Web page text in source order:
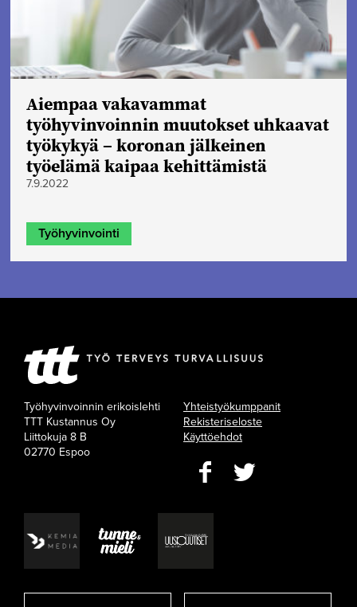
Aiempaa vakavammat
työhyvinvoinnin muutokset uhkaavat
työkykyä – koronan jälkeinen
työelämä kaipaa kehittämistä
7.9.2022
Työhyvinvointi
Työhyvinvoinnin erikoislehti
TTT Kustannus Oy
Liittokuja 8 B
02770 Espoo
Yhteistyökumppanit
Rekisteriseloste
Käyttöehdot